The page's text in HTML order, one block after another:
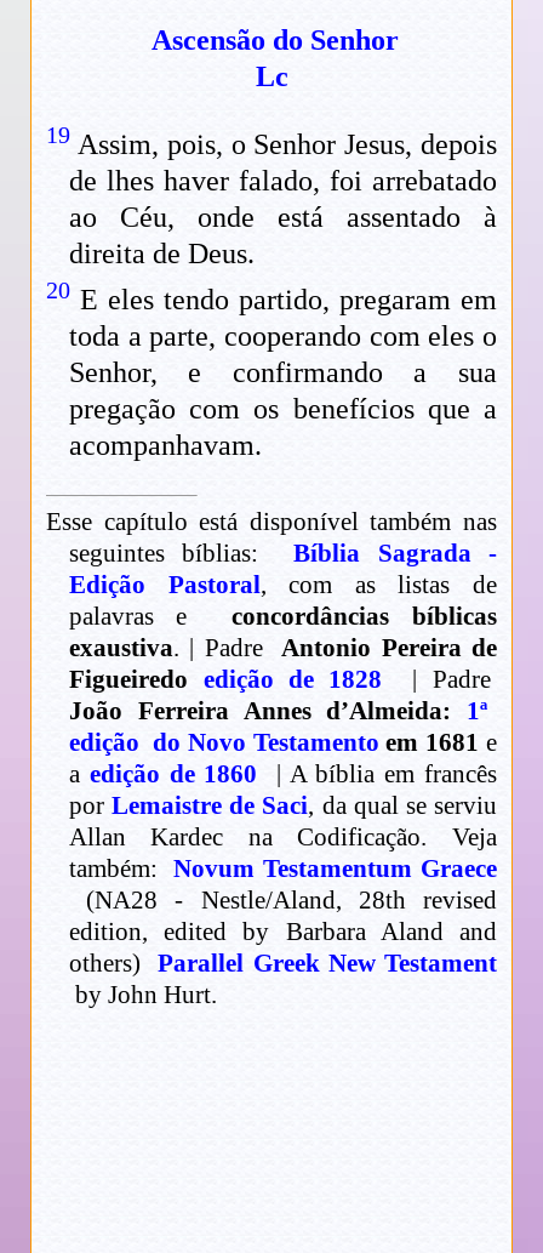
Ascensão do Senhor
Lc
19 Assim, pois, o Senhor Jesus, depois
de lhes haver falado, foi arrebatado
ao Céu, onde está assentado à
direita de Deus.
20 E eles tendo partido, pregaram em
toda a parte, cooperando com eles o
Senhor, e confirmando a sua
pregação com os benefícios que a
acompanhavam.
Esse capítulo está disponível também nas
seguintes bíblias:
Bíblia Sagrada -
Edição Pastoral, com as listas de
palavras e
concordâncias bíblicas
exaustiva. | Padre
Antonio Pereira de
Figueiredo edição de 1828 | Padre
João Ferreira Annes d’Almeida: 1ª
edição do Novo Testamento em 1681 e
a edição de 1860 | A bíblia em francês
porLemaistre de Saci, da qual se serviu
Allan Kardec na Codificação. Veja
também:
Novum Testamentum Graece
(NA28 - Nestle/Aland, 28th revised
edition, edited by Barbara Aland and
others)
Parallel Greek New Testament
by John Hurt.